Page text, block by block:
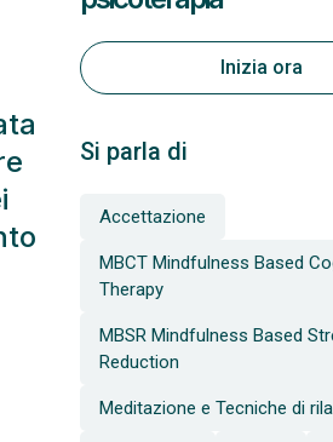
Si parla di
Accettazione
MBCT Mindfulness Based
Therapy
MBSR Mindfulness Based
Reduction
Meditazione e Tecniche di
Inizia ora